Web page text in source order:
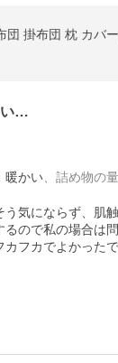
団 掛布団 枕 カバ
い…
暖かい 詰め物の量
気にならず、肌
ので私の場合は
フカでよかった